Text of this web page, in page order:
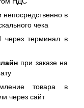
в
чека
через терминал в
при заказе на
товара в
через сайт